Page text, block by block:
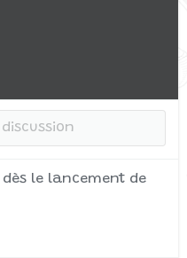
dès le lancement de